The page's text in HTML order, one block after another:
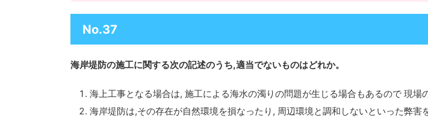
No.37
海岸堤防の施工に関する次の記述のうち,適当でないものはどれか。
海上工事となる場合は, 施工による海水の濁りの問題が生じる場合もあるので 現場
海岸堤防は,その存在が自然環境を損なったり, 周辺環境と調和しないといった弊害